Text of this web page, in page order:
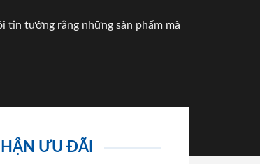
tin tưởng rằng những sản phẩm mà
ƯU ĐÃI